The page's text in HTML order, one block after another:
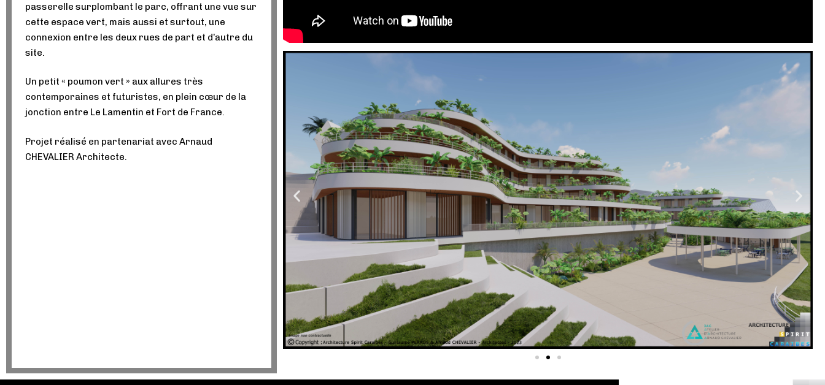
passerelle surplombant le parc, offrant une vue sur
cette espace vert, mais aussi et surtout, une
connexion entre les deux rues de part et d’autre du
site.
Un petit « poumon vert » aux allures très
contemporaines et futuristes, en plein cœur de la
jonction entre Le Lamentin et Fort de France.
Projet réalisé en partenariat avec Arnaud
CHEVALIER Architecte.